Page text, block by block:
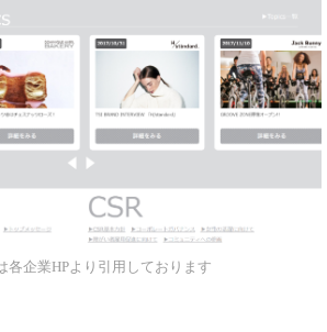
各企業HPより引用しております